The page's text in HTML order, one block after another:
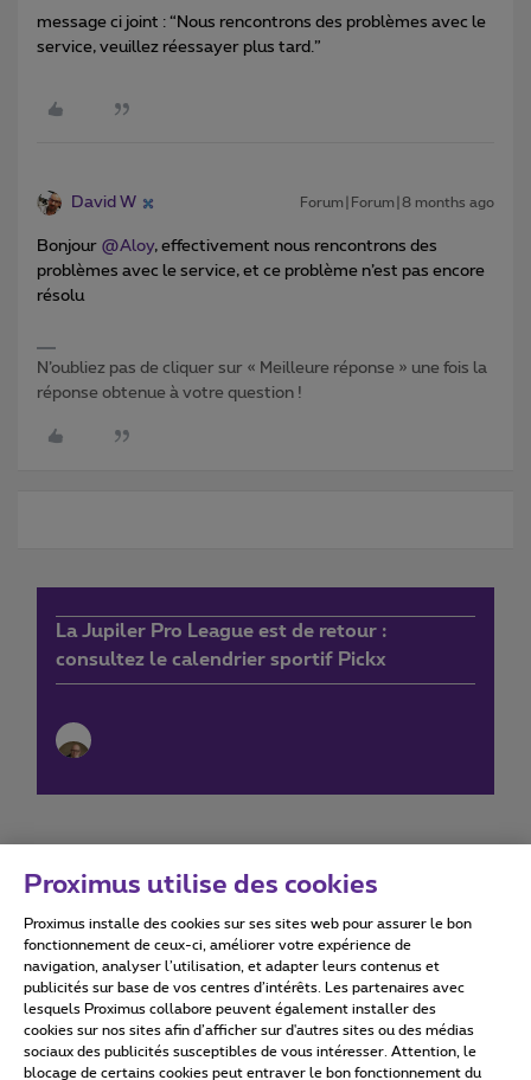
message ci joint : “Nous rencontrons des problèmes avec le
service, veuillez réessayer plus tard.”
David W Forum|Forum|8 months ago
Bonjour ​ @Aloy, effectivement nous rencontrons des
problèmes avec le service, et ce problème n’est pas encore
résolu
N’oubliez pas de cliquer sur « Meilleure réponse » une fois la
réponse obtenue à votre question !
La Jupiler Pro League est de retour :
consultez le calendrier sportif Pickx
Conditions d'utilisation Accessibility statement
Tous droits réservés. © 2026 Proximus
Proximus utilise des cookies
Proximus installe des cookies sur ses sites web pour assurer le bon
fonctionnement de ceux-ci, améliorer votre expérience de
navigation, analyser l’utilisation, et adapter leurs contenus et
publicités sur base de vos centres d’intérêts. Les partenaires avec
lesquels Proximus collabore peuvent également installer des
cookies sur nos sites afin d’afficher sur d'autres sites ou des médias
sociaux des publicités susceptibles de vous intéresser. Attention, le
blocage de certains cookies peut entraver le bon fonctionnement du